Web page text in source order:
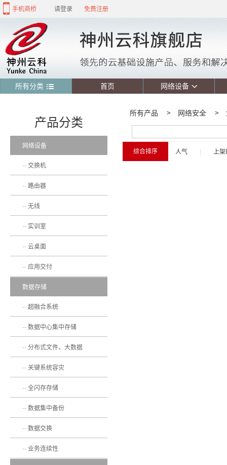
手机商桥 请登录 免费注册
所有分类 首页 网络设备
所有产品 > 网络安全 >
综合排序 人气 上
产品分类
网络设备
交换机
路由器
无线
实训室
云桌面
应用交付
数据存储
超融合系统
数据中心集中存储
分布式文件、大数据
关键系统容灾
全闪存存储
数据集中备份
数据交换
业务连续性